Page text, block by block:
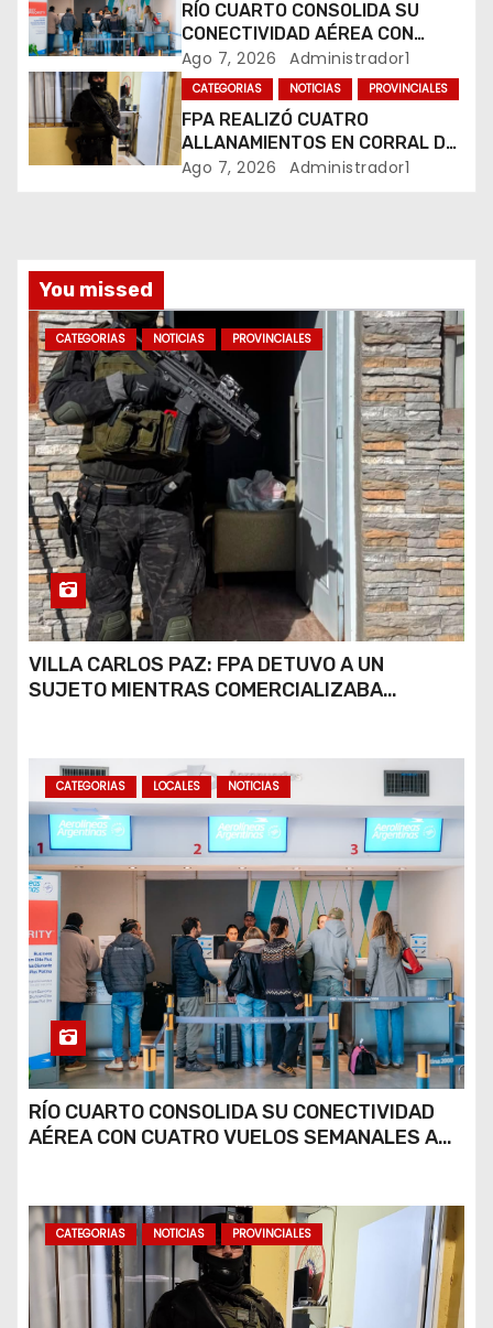
r
a
d
a
RÍO CUARTO CONSOLIDA SU
CONECTIVIDAD AÉREA CON
CUATRO VUELOS SEMANALES A
BUENOS AIRES
Ago 7, 2026 Administrador1
CATEGORIAS NOTICIAS PROVINCIALES
FPA REALIZÓ CUATRO
ALLANAMIENTOS EN CORRAL DE
BUSTOS-IFFLINGER
Ago 7, 2026 Administrador1
You missed
CATEGORIAS NOTICIAS PROVINCIALES
VILLA CARLOS PAZ: FPA DETUVO A UN
SUJETO MIENTRAS COMERCIALIZABA
CATEGORIAS LOCALES NOTICIAS
RÍO CUARTO CONSOLIDA SU CONECTIVIDAD
AÉREA CON CUATRO VUELOS SEMANALES A
CATEGORIAS NOTICIAS PROVINCIALES